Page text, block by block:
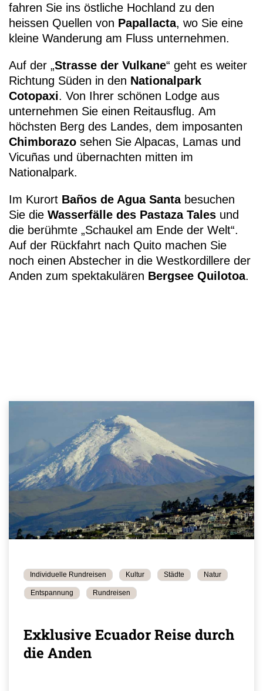
fahren Sie ins östliche Hochland zu den
heissen Quellen von Papallacta, wo Sie eine
kleine Wanderung am Fluss unternehmen.
Auf der „Strasse der Vulkane“ geht es weiter
Richtung Süden in den Nationalpark
Cotopaxi. Von Ihrer schönen Lodge aus
unternehmen Sie einen Reitausflug. Am
höchsten Berg des Landes, dem imposanten
Chimborazo sehen Sie Alpacas, Lamas und
Vicuñas und übernachten mitten im
Nationalpark.
Im Kurort Baños de Agua Santabesuchen
Sie die Wasserfälle des Pastaza Tales und
die berühmte „Schaukel am Ende der Welt“.
Auf der Rückfahrt nach Quito machen Sie
noch einen Abstecher in die Westkordillere der
Anden zum spektakulären Bergsee Quilotoa.
Individuelle Rundreisen Kultur Städte Natur
Entspannung Rundreisen
Exklusive Ecuador Reise durch
die Anden